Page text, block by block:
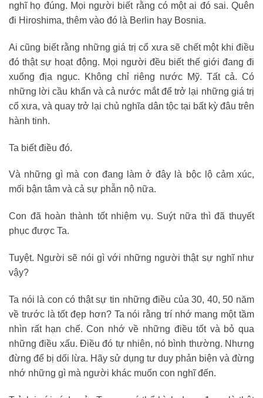
nghĩ họ đúng. Mọi người biết rằng có một ai đó sai. Quên
đi Hiroshima, thêm vào đó là Berlin hay Bosnia.
Ai cũng biết rằng những giá trị cổ xưa sẽ chết một khi điều
đó thật sự hoạt động. Mọi người đều biết thế giới đang đi
xuống địa ngục. Không chỉ riêng nước Mỹ. Tất cả. Có
những lời cầu khẩn và cả nước mắt để trở lại những giá trị
cổ xưa, và quay trở lại chủ nghĩa dân tộc tại bất kỳ đâu trên
hành tinh.
Ta biết điều đó.
Và những gì mà con đang làm ở đây là bộc lộ cảm xúc,
mối bận tâm và cả sự phẫn nộ nữa.
Con đã hoàn thành tốt nhiệm vụ. Suýt nữa thì đã thuyết
phục được Ta.
Tuyệt. Người sẽ nói gì với những người thật sự nghĩ như
vậy?
Ta nói là con có thật sự tin những điều của 30, 40, 50 năm
về trước là tốt đẹp hơn? Ta nói rằng trí nhớ mang một tầm
nhìn rất hạn chế. Con nhớ về những điều tốt và bỏ qua
những điều xấu. Điều đó tự nhiên, nó bình thường. Nhưng
đừng để bị dối lừa. Hãy sử dụng tư duy phản biện và đừng
nhớ những gì mà người khác muốn con nghĩ đến.